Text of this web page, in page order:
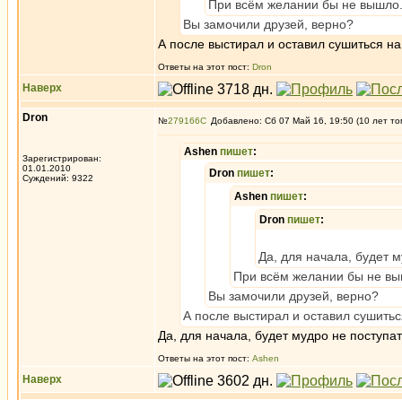
При всём желании бы не вышло.
Вы замочили друзей, верно?
А после выстирал и оставил сушиться
Ответы на этот пост: Dron
Наверх
Dron
Зарегистрирован:
01.01.2010
Суждений: 9322
№279166 Добавлено: Сб 07 Май 16, 19:50 (10 лет
Ashen пишет:
Dron пишет:
Ashen пишет:
Dron пишет:
Да, для начала, будет
При всём желании бы не
Вы замочили друзей, верно?
А после выстирал и оставил
Да, для начала, будет мудро не
Ответы на этот пост: Ashen
Наверх